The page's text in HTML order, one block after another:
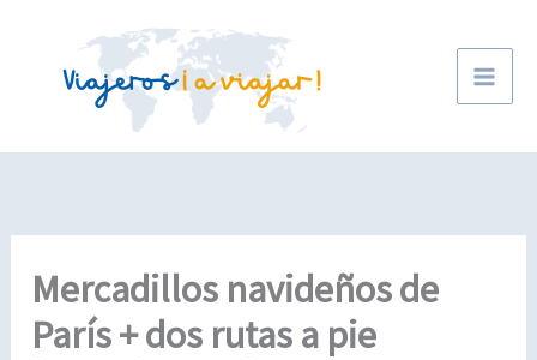
contenido
Mercadillos navideños de
París + dos rutas a pie